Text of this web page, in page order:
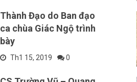
Thành Đạo do Ban đạo
ca chùa Giác Ngộ trình
bày
Th1 15, 2019 0